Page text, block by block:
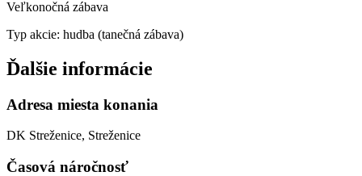
Veľkonočná zábava
Typ akcie: hudba (tanečná zábava)
Ďalšie informácie
Adresa miesta konania
DK Streženice, Streženice
Časová náročnosť